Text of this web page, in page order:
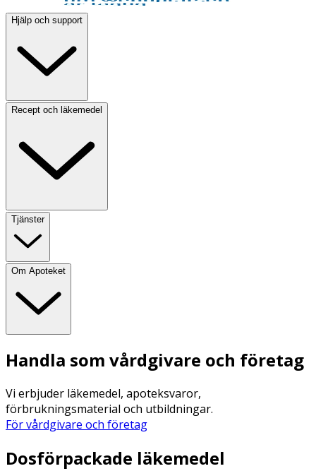
Hjälp och support
Recept och läkemedel
Tjänster
Om Apoteket
Handla som vårdgivare och företag
Vi erbjuder läkemedel, apoteksvaror,
förbrukningsmaterial och utbildningar.
För vårdgivare och företag
Dosförpackade läkemedel